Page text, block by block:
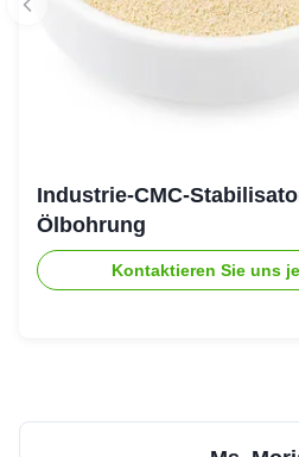
Industrie-CMC-
Ölbohrung
Kontaktieren Sie uns